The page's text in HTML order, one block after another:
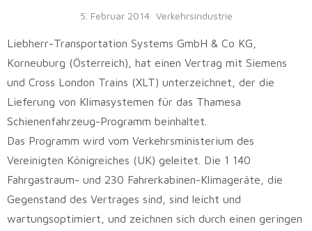
5. Februar 2014 Verkehrsindustrie
Liebherr-Transportation Systems GmbH & Co KG,
Korneuburg (Österreich), hat einen Vertrag mit Siemens
und Cross London Trains (XLT) unterzeichnet, der die
Lieferung von Klimasystemen für das Thamesa
Schienenfahrzeug-Programm beinhaltet.
Das Programm wird vom Verkehrsministerium des
Vereinigten Königreiches (UK) geleitet. Die 1 140
Fahrgastraum- und 230 Fahrerkabinen-Klimageräte, die
Gegenstand des Vertrages sind, sind leicht und
wartungsoptimiert, und zeichnen sich durch einen geringen